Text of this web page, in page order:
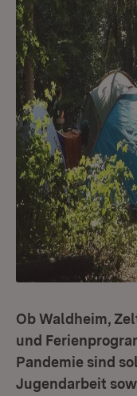
Ob Waldheim,
und
Pandemie sind
Jugendarbeit